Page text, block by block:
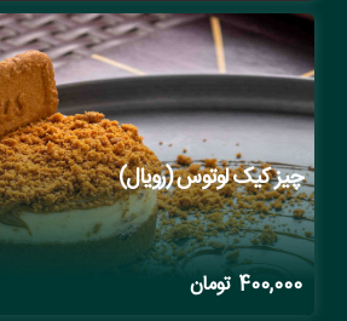
چیز کیک لوتوس (رویال)
400,000 تومان